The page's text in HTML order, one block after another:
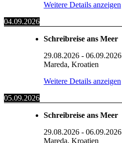
Weitere Details anzeigen
04.09.2026
Schreibreise ans Meer
29.08.2026 - 06.09.2026
Mareda, Kroatien
Weitere Details anzeigen
05.09.2026
Schreibreise ans Meer
29.08.2026 - 06.09.2026
Mareda, Kroatien